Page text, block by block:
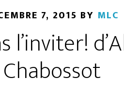
7, 2015 BY MLC
l’inviter!
Chabossot